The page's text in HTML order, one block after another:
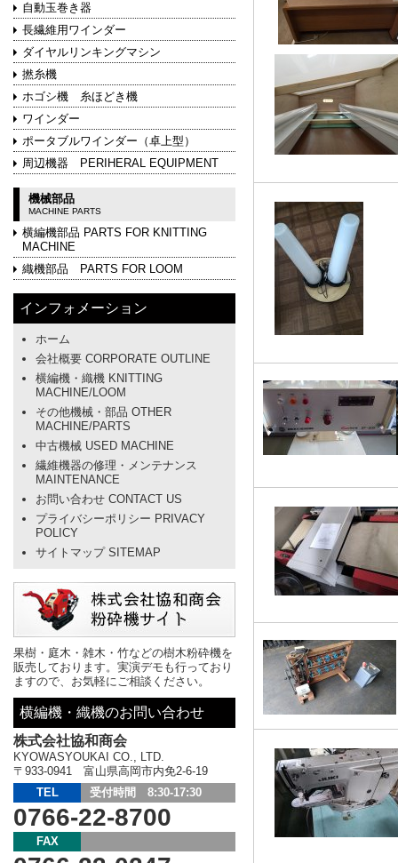
自動玉巻き器
長繊維用ワインダー
ダイヤルリンキングマシン
撚糸機
ホゴシ機 糸ほどき機
ワインダー
ポータブルワインダー（卓上型）
周辺機器 PERIHERAL EQUIPMENT
機械部品
MACHINE PARTS
横編機部品 PARTS FOR KNITTING
MACHINE
織機部品 PARTS FOR LOOM
インフォメーション
ホーム
会社概要 CORPORATE OUTLINE
横編機・織機 KNITTING
MACHINE/LOOM
その他機械・部品 OTHER
MACHINE/PARTS
中古機械 USED MACHINE
繊維機器の修理・メンテナンス
MAINTENANCE
お問い合わせ CONTACT US
プライバシーポリシー PRIVACY
POLICY
サイトマップ SITEMAP
果樹・庭木・雑木・竹などの樹木粉砕機を
販売しております。実演デモも行っており
ますので、お気軽にご相談ください。
横編機・織機のお問い合わせ
株式会社協和商会
KYOWASYOUKAI CO., LTD.
〒933-0941 富山県高岡市内免2-6-19
TEL
受付時間 8:30-17:30
0766-22-8700
FAX